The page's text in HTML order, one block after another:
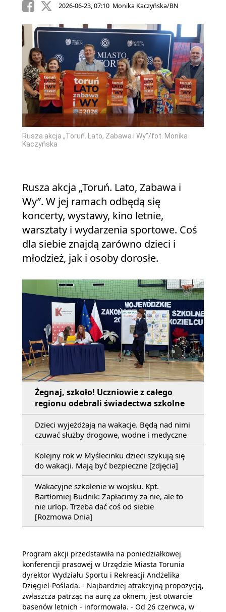
2026-06-23, 07:10 Monika Kaczyńska/BN
Rusza akcja „Toruń. Lato, Zabawa i Wy”/fot. Monika
Kaczyńska
Rusza akcja „Toruń. Lato, Zabawa i
Wy”. W jej ramach odbędą się
koncerty, wystawy, kino letnie,
warsztaty i wydarzenia sportowe. Coś
dla siebie znajdą zarówno dzieci i
młodzież, jak i osoby dorosłe.
Żegnaj, szkoło! Uczniowie z całego
regionu odebrali świadectwa szkolne
Dzieci wyjeżdżają na wakacje. Będą nad nimi
czuwać służby drogowe, wodne i medyczne
Kolejny rok w Myślecinku dzieci szykują się
do wakacji. Mają być bezpieczne [zdjęcia]
Wakacyjne szkolenie w wojsku. Kpt.
Bartłomiej Budnik: Zapłacimy za nie, ale to
nie urlop. Trzeba dać coś od siebie
[Rozmowa Dnia]
Program akcji przedstawiła na poniedziałkowej
konferencji prasowej w Urzędzie Miasta Torunia
dyrektor Wydziału Sportu i Rekreacji Andżelika
Dzięgiel-Poślada. - Najbardziej atrakcyjną propozycją,
zwłaszcza patrząc na aurę za oknem, jest otwarcie
basenów letnich - informowała. - Od 26 czerwca, w